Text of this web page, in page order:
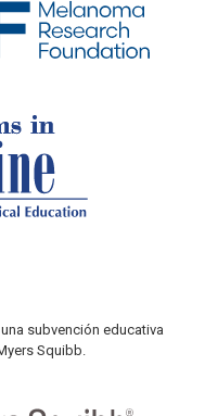
subvención educativa
Squibb.